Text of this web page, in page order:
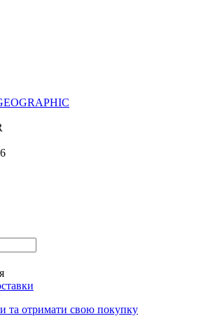
6
та отримати свою покупку